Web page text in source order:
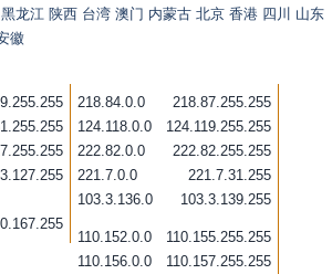
黑龙江 陕西 台湾 澳门 内蒙古 北京 香港 四川
山东
徽
218.84.0.0
218.87.255.255
124.118.0.0
124.119.255.255
222.82.0.0
222.82.255.255
221.7.0.0
221.7.31.255
103.3.136.0
103.3.139.255
110.152.0.0
110.155.255.255
110.156.0.0
110.157.255.255